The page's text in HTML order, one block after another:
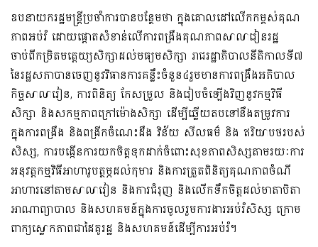
ឧបនាយករដ្ឋមន្ត្រីប្រចាំការបានបន្ថែមថា ក្នុងគោលដៅលើកកម្ពស់គុណ
ភាពអប់រំ ដោយផ្តោតសំខាន់លើការពង្រឹងគុណភាពសាលារៀនរដ្ឋ
ចាប់ពីកម្រិតមត្តេយ្យសិក្សាដល់មធ្យមសិក្សា រាជរដ្ឋាភិបាលនីតិកាលទី៧
នៃរដ្ឋសភាបានចេញនូវវិធានការគន្លឹះចំនួន៤រួមមានការពង្រឹងអភិបាល
កិច្ចសាលារៀន, ការពិនិត្យ កែសម្រួល និងរៀបចំឡើងវិញនូវកម្មវិធី
សិក្សា និងសកម្មភាពក្រៅម៉ោងសិក្សា ដើម្បីឆ្លើយតបទៅនឹងតម្រូវការ
ក្នុងការពង្រឹង និងពង្រីកចំណេះដឹង វិន័យ សីលធម៌ និង ឥរិយាបថរបស់
សិស្ស, ការបង្កើនការយកចិត្តទុកដាក់ចំពោះសុខភាពសិស្សតាមរយៈការ
អនុវត្តកម្មវិធីអាហារូបត្ថម្ភដល់កុមារ និងការត្រួតពិនិត្យគុណភាពចំណី
អាហារនៅតាមសាលារៀន និងការជំរុញ និងលើកទឹកចិត្តដល់មាតាបិតា
អាណាព្យាបាល និងសហគមន៍ក្នុងការចូលរួមការងារអប់រំសិស្ស ក្រោម
ពាក្យស្លោកភាពជាដៃគូរដ្ឋ និងសហគមន៍ដើម្បីការអប់រំ។